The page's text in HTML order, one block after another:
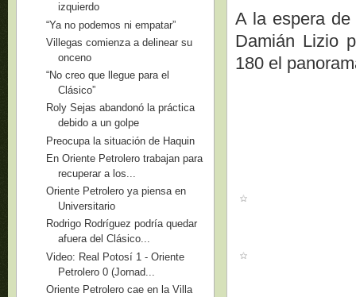
A la espera
Damián Lizio
180 el
izquierdo
“Ya no podemos ni empatar”
Villegas comienza a delinear su
onceno
“No creo que llegue para el
Clásico”
Roly Sejas abandonó la práctica
debido a un golpe
Preocupa la situación de Haquin
En Oriente Petrolero trabajan para
recuperar a los...
Oriente Petrolero ya piensa en
Universitario
Rodrigo Rodríguez podría quedar
afuera del Clásico...
Video: Real Potosí 1 - Oriente
Petrolero 0 (Jornad...
Oriente Petrolero cae en la Villa